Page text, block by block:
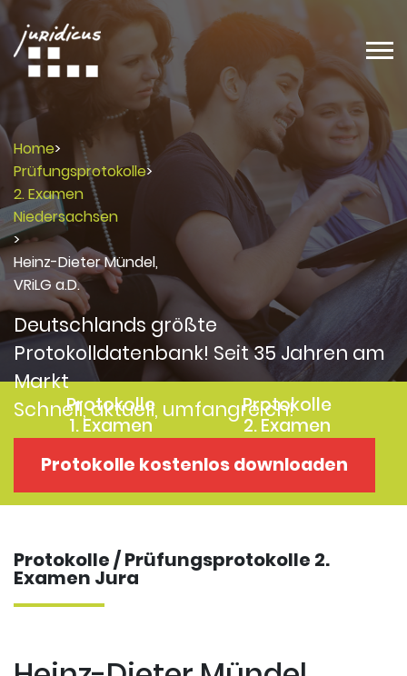
Home>
Prüfungsprotokolle>
2. Examen
Niedersachsen
>
Heinz-Dieter Mündel,
VRiLG a.D.
Deutschlands größte
Protokolldatenbank! Seit 35 Jahren am
Markt
Schnell, aktuell, umfangreich!
Protokolle kostenlos downloaden
Protokolle
1. Examen
Protokolle
2. Examen
Protokolle
Examensklausuren
Kostenloses
Repititorium
Protokolle / Prüfungsprotokolle 2.
Examen Jura